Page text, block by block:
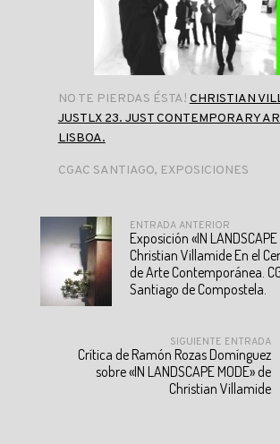
NO TE PIERDAS ÉSTA! CHRISTIAN
JUSTLX 23. JUST CONTEMPORARY
LISBOA.
CGAC SANTIAGO, EXPOSICIONES
ENTRADA ANTERIOR
Exposición «IN LANDSCAPE
Christian Villamide En el
de Arte Contemporánea.
Santiago de Compostela.
SIGUIENTE ENTRADA
Crítica de Ramón Rozas Domínguez
sobre «IN LANDSCAPE MODE» de
Christian Villamide